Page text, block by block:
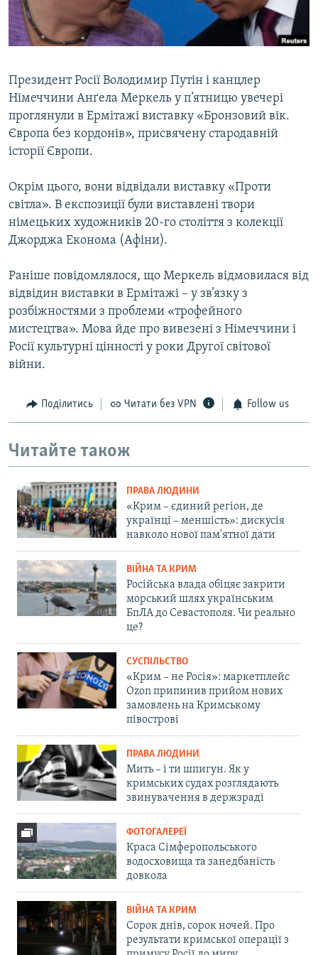
ВІДЕОУРОКИ «ELIFBE»
СВІДЧЕННЯ ОКУПАЦІЇ
Русский
Qırımtatar
ДОЛУЧАЙСЯ!
Усі сайти RFE/RL
Президент Росії Володимир Путін і канцлер
Німеччини Анґела Меркель у п’ятницю увечері
проглянули в Ермітажі виставку «Бронзовий вік.
Європа без кордонів», присвячену стародавній
історії Європи.
Окрім цього, вони відвідали виставку «Проти
світла». В експозиції були виставлені твори
німецьких художників 20-го століття з колекції
Джорджа Економа (Афіни).
Раніше повідомлялося, що Меркель відмовилася від
відвідин виставки в Ермітажі – у зв’язку з
розбіжностями з проблеми «трофейного
мистецтва». Мова йде про вивезені з Німеччини і
Росії культурні цінності у роки Другої світової
війни.
Поділитись Читати без VPN Follow us
Читайте також
ПРАВА ЛЮДИНИ
«Крим – єдиний регіон, де
українці – меншість»: дискусія
навколо нової пам'ятної дати
ВІЙНА ТА КРИМ
Російська влада обіцяє закрити
морський шлях українським
БпЛА до Севастополя. Чи реально
це?
СУСПІЛЬСТВО
«Крим – не Росія»: маркетплейс
Ozon припинив прийом нових
замовлень на Кримському
півострові
ПРАВА ЛЮДИНИ
Мить – і ти шпигун. Як у
кримських судах розглядають
звинувачення в держзраді
ФОТОГАЛЕРЕЇ
Краса Сімферопольського
водосховища та занедбаність
довкола
ВІЙНА ТА КРИМ
Сорок днів, сорок ночей. Про
результати кримської операції з